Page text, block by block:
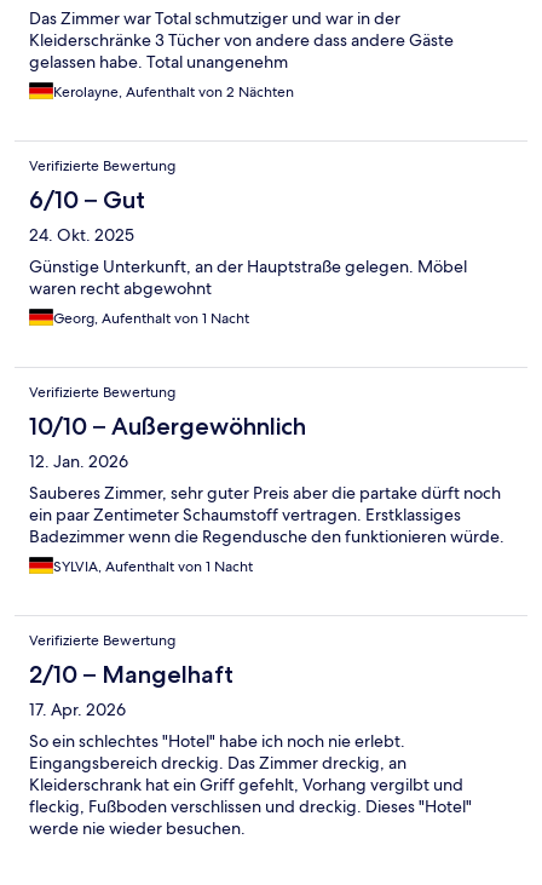
Das Zimmer war Total schmutziger und war in der
Kleiderschränke 3 Tücher von andere dass andere Gäste
gelassen habe. Total unangenehm
Kerolayne, Aufenthalt von 2 Nächten
Verifizierte Bewertung
6/10 – Gut
24. Okt. 2025
Günstige Unterkunft, an der Hauptstraße gelegen. Möbel
waren recht abgewohnt
Georg, Aufenthalt von 1 Nacht
Verifizierte Bewertung
10/10 – Außergewöhnlich
12. Jan. 2026
Sauberes Zimmer, sehr guter Preis aber die partake dürft noch
ein paar Zentimeter Schaumstoff vertragen. Erstklassiges
Badezimmer wenn die Regendusche den funktionieren würde.
SYLVIA, Aufenthalt von 1 Nacht
Verifizierte Bewertung
2/10 – Mangelhaft
17. Apr. 2026
So ein schlechtes "Hotel" habe ich noch nie erlebt.
Eingangsbereich dreckig. Das Zimmer dreckig, an
Kleiderschrank hat ein Griff gefehlt, Vorhang vergilbt und
fleckig, Fußboden verschlissen und dreckig. Dieses "Hotel"
werde nie wieder besuchen.